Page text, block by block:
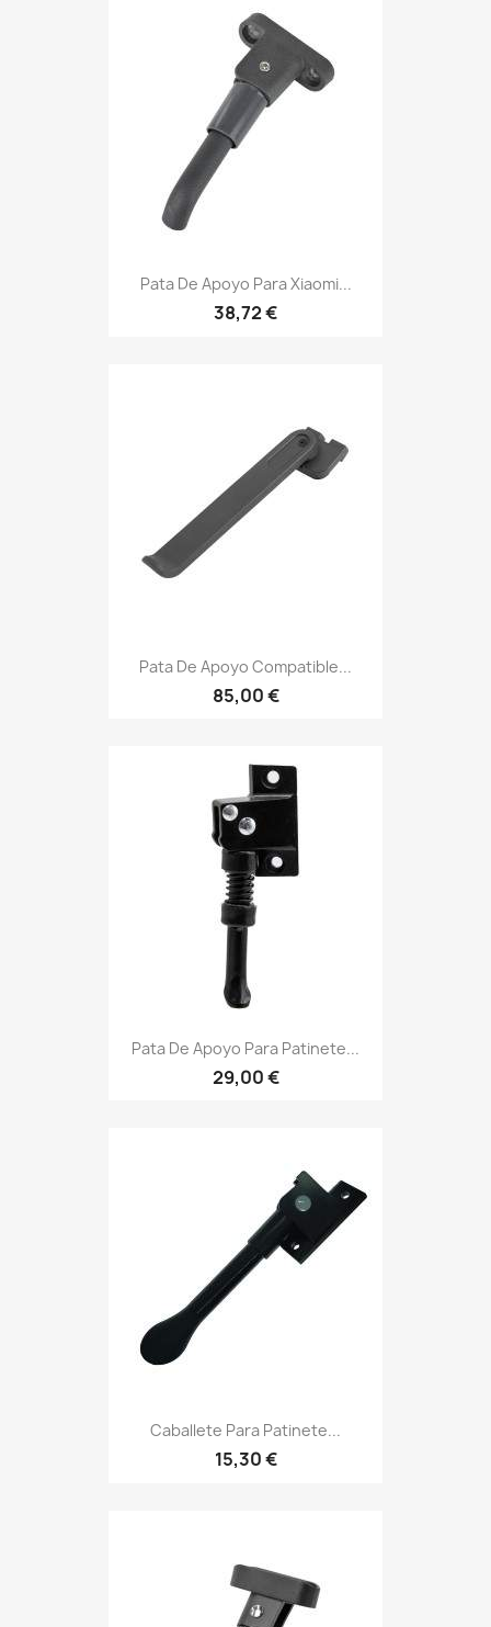
Pata De Apoyo Para Xiaomi...
38,72 €
Pata De Apoyo Compatible...
85,00 €
Pata De Apoyo Para Patinete...
29,00 €
Caballete Para Patinete...
15,30 €